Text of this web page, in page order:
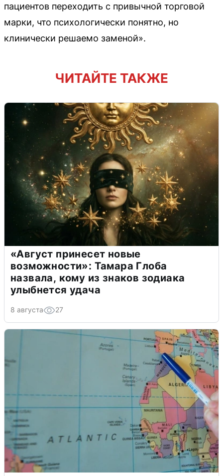
пациентов переходить с привычной торговой
марки, что психологически понятно, но
клинически решаемо заменой».
ЧИТАЙТЕ ТАКЖЕ
«Август принесет новые
возможности»: Тамара Глоба
назвала, кому из знаков зодиака
улыбнется удача
8 августа 27